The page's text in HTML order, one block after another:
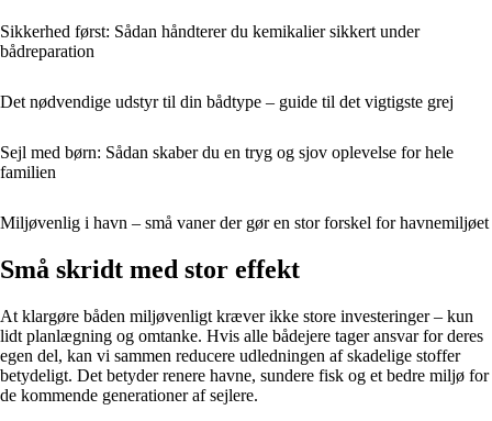
Sikkerhed først: Sådan håndterer du kemikalier sikkert under
bådreparation
Det nødvendige udstyr til din bådtype – guide til det vigtigste grej
Sejl med børn: Sådan skaber du en tryg og sjov oplevelse for hele
familien
Miljøvenlig i havn – små vaner der gør en stor forskel for havnemiljøet
Små skridt med stor effekt
At klargøre båden miljøvenligt kræver ikke store investeringer – kun
lidt planlægning og omtanke. Hvis alle bådejere tager ansvar for deres
egen del, kan vi sammen reducere udledningen af skadelige stoffer
betydeligt. Det betyder renere havne, sundere fisk og et bedre miljø for
de kommende generationer af sejlere.